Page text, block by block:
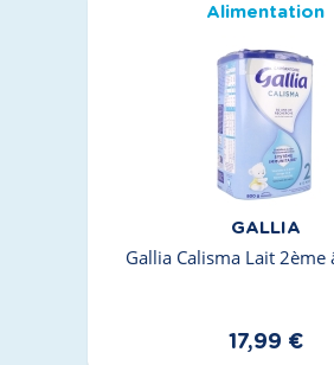
Alimentation
GALLIA
Gallia Calisma Lait 2ème
17,99 €